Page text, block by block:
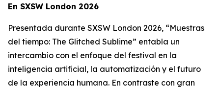
En SXSW London 2026
Presentada durante SXSW London 2026, “Muestras
del tiempo: The Glitched Sublime” entabla un
intercambio con el enfoque del festival en la
inteligencia artificial, la automatización y el futuro
de la experiencia humana. En contraste con gran